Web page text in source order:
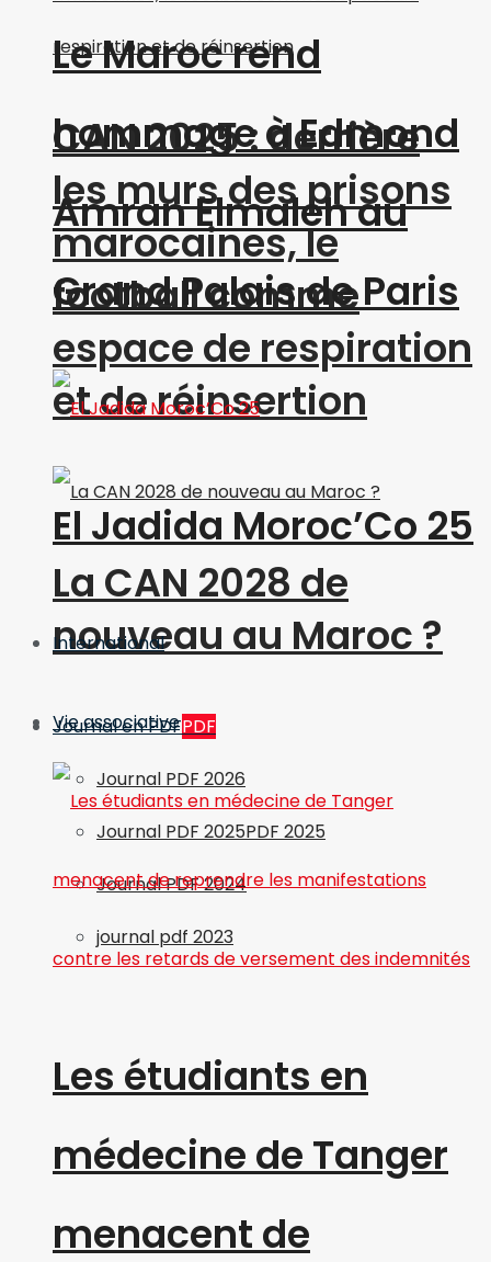
CAN 2025 : derrière
les murs des prisons
marocaines, le
football comme
espace de respiration
et de réinsertion
La CAN 2028 de
nouveau au Maroc ?
Journal en PDFPDF
Journal PDF 2026
Journal PDF 2025PDF 2025
Journal PDF 2024
journal pdf 2023
Le Maroc rend
hommage à Edmond
Amran Elmaleh au
Grand Palais de Paris
El Jadida Moroc’Co 25
International
Vie associative
Les étudiants en
médecine de Tanger
menacent de